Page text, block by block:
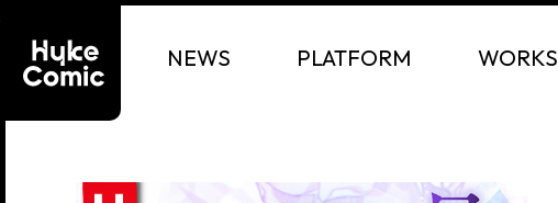
NEWS PLATFORM WORKS